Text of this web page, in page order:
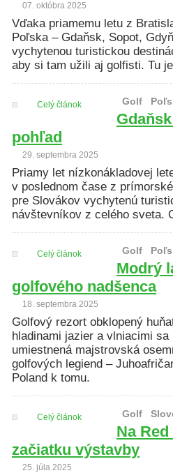
07. októbra 2025
Vďaka priamemu letu z
Poľska – Gdaňsk, Sopot,
vychytenou turistickou
aby si tam užili aj golfisti. Tu
Celý článok Golf
pohľad
29. septembra 2025
Priamy let nízkonákladovej
v poslednom čase z
pre Slovákov vychytenú
návštevníkov z celého sveta.
Celý článok Golf
Modrý
golfového nadšenca
18. septembra 2025
Golfový rezort obklopený
hladinami jazier a vlniacimi
umiestnená majstrovská
golfových legiend –
Poland k tomu.
Celý článok Golf
Na
začiatku výstavby
25. júla 2025